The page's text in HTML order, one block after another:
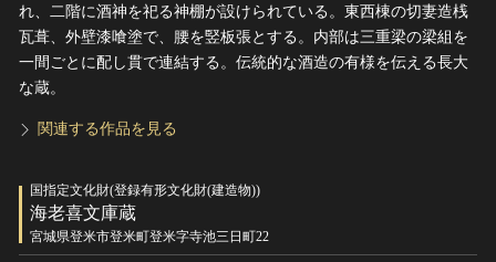
れ、二階に酒神を祀る神棚が設けられている。東西棟の切妻造桟
瓦葺、外壁漆喰塗で、腰を竪板張とする。内部は三重梁の梁組を
一間ごとに配し貫で連結する。伝統的な酒造の有様を伝える長大
な蔵。
関連する作品を見る
国指定文化財(登録有形文化財(建造物))
海老喜文庫蔵
宮城県登米市登米町登米字寺池三日町22